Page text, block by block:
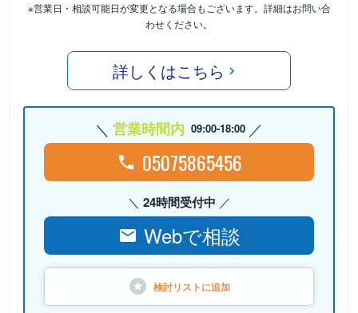
※営業日・相談可能日が変更となる場合もございます。詳細はお問い合
わせください。
詳しくはこちら
営業時間内 09:00-18:00
05075865456
24時間受付中
Webで相談
検討リストに追加